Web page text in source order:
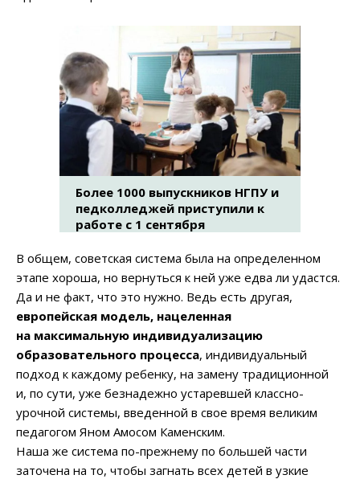
Более 1000 выпускников НГПУ и
педколледжей приступили к
работе с 1 сентября
В общем, советская система была на определенном
этапе хороша, но вернуться к ней уже едва ли удастся.
Да и не факт, что это нужно. Ведь есть другая,
европейская модель, нацеленная
на максимальную индивидуализацию
образовательного процесса, индивидуальный
подход к каждому ребенку, на замену традиционной
и, по сути, уже безнадежно устаревшей классно-
урочной системы, введенной в свое время великим
педагогом Яном Амосом Каменским.
Наша же система по-прежнему по большей части
заточена на то, чтобы загнать всех детей в узкие